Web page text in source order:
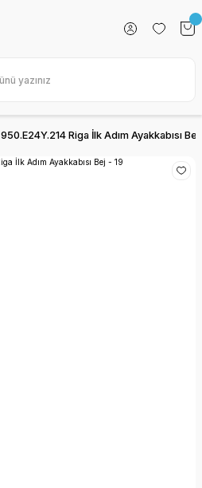
950.E24Y.214 Riga İlk Adım Ayakkabısı Bej